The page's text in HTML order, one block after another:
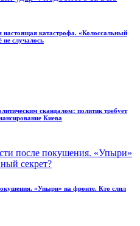
настоящая катастрофа. «Колоссальный
случалось
скандалом: политик требует
Киева
«Упыри» на фронте. Кто слил